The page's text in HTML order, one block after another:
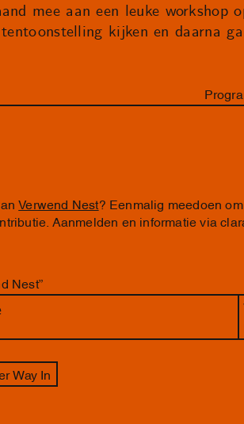
mee aan een leuke workshop
kijken en daarna
Verwend Nest ? Eenmalig meedoen
Aanmelden en informatie via
Nest”
Way In